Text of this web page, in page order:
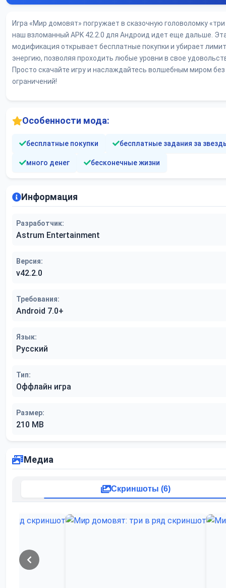
Игра «Мир домовят» погружает в сказочную головоломку «три
наш взломанный APK 42.2.0 для Андроид идет еще дальше.
модификация открывает бесплатные покупки и убирает
энергию, позволяя проходить любые уровни в свое
Просто скачайте игру и наслаждайтесь волшебным миром без
ограничений!
Особенности мода:
бесплатные покупки бесплатные задания за
много денег бесконечные жизни
Информация
Разработчик:
Astrum Entertainment
Версия:
v42.2.0
Требования:
Android 7.0+
Язык:
Русский
Тип:
Оффлайн игра
Размер:
210 MB
Медиа
Скриншоты (6)